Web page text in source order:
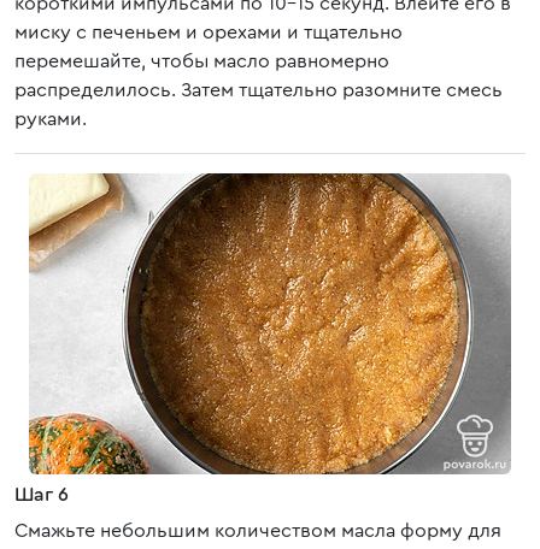
миску с печеньем и орехами и тщательно
перемешайте, чтобы масло равномерно
распределилось. Затем тщательно разомните смесь
руками.
Шаг 6
Смажьте небольшим количеством масла форму для